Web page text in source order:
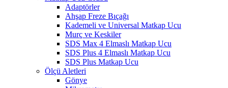
Adaptörler
Ahşap Freze Bıçağı
Kademeli ve Universal Matkap Ucu
Murç ve Keskiler
SDS Max 4 Elmaslı Matkap Ucu
SDS Plus 4 Elmaslı Matkap Ucu
SDS Plus Matkap Ucu
Ölçü Aletleri
Gönye